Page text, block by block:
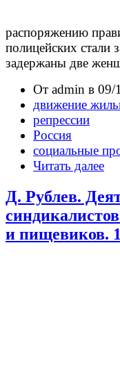
распоряжению
полицейских стали
задержаны две
От admin в 09/
движение
репрессии
Россия
социальные
Читать далее
Д. Рублев.
и пищевиков.